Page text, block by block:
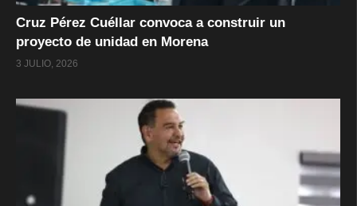
Cruz Pérez Cuéllar convoca a construir un
proyecto de unidad en Morena
3 JULIO, 2026